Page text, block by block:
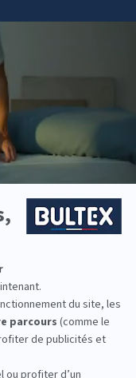
présentes
s’appuie sur
: accueil
En
sommier,
du
des solutions
couchage
classiques
peut composer
Institut
avant
et
le temps de